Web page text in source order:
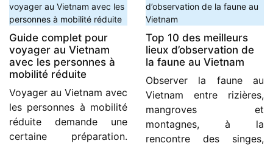
Guide complet pour
voyager au Vietnam
avec les personnes à
mobilité réduite
Voyager au Vietnam avec
les personnes à mobilité
réduite demande une
certaine préparation.
Top 10 des meilleurs
lieux d’observation de
la faune au Vietnam
Observer la faune au
Vietnam entre rizières,
mangroves et
montagnes, à la
rencontre des singes,